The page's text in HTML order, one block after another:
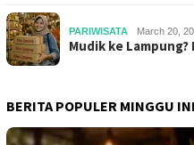
PARIWISATA March 20,
Mudik ke
BERITA POPULER MINGGU INI